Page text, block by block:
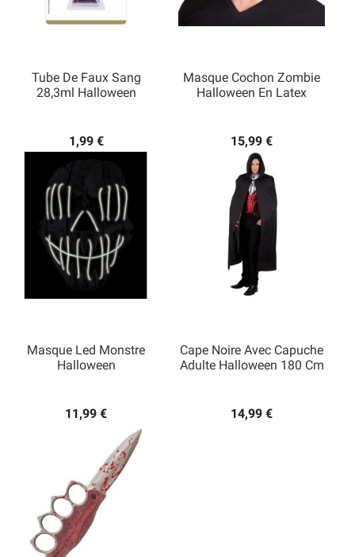
Tube De Faux Sang
28,3ml Halloween
1,99 €
Masque Cochon Zombie
Halloween En Latex
15,99 €
Masque Led Monstre
Halloween
11,99 €
Cape Noire Avec Capuche
Adulte Halloween 180 Cm
14,99 €